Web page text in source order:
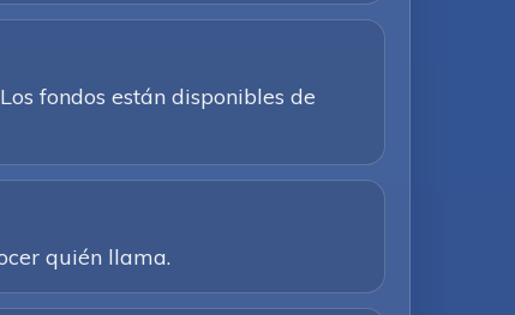
fondos están disponibles de
quién llama.